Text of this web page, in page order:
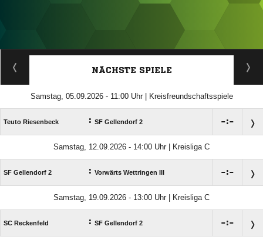
ANZEIGE
NÄCHSTE SPIELE
Samstag, 05.09.2026 - 11:00 Uhr | Kreisfreundschaftsspiele
Teuto Riesenbeck : SF Gellendorf 2 :
Samstag, 12.09.2026 - 14:00 Uhr | Kreisliga C
SF Gellendorf 2 : Vorwärts Wettringen III :
Samstag, 19.09.2026 - 13:00 Uhr | Kreisliga C
SC Reckenfeld : SF Gellendorf 2 :